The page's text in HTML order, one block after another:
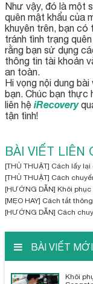
Như vậy, đó là một
quên mật khẩu của
khuyên trên, bạn có
tránh tình trạng
rằng bạn sử dụng
thông tin tài khoản
an toàn.
Hi vọng nội dung
bạn. Chúc bạn thực
liên hệ iRecovery
tận tình!
BÀI VIẾT LIÊN
[THỦ THUẬT] Cách lấy
[THỦ THUẬT] Cách
[HƯỚNG DẪN] Khôi
[MẸO HAY] Cách tắt
[HƯỚNG DẪN] Cách
BÀI VIẾT MỚI
Khôi